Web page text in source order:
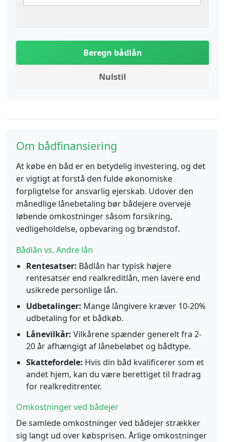
Beregn bådlån
Nulstil
Om bådfinansiering
At købe en båd er en betydelig investering, og det
er vigtigt at forstå den fulde økonomiske
forpligtelse for ansvarlig ejerskab. Udover den
månedlige lånebetaling bør bådejere overveje
løbende omkostninger såsom forsikring,
vedligeholdelse, opbevaring og brændstof.
Bådlån vs. Andre lån
Rentesatser: Bådlån har typisk højere
rentesatser end realkreditlån, men lavere end
usikrede personlige lån.
Udbetalinger: Mange långivere kræver 10-20%
udbetaling for et bådkøb.
Lånevilkår: Vilkårene spænder generelt fra 2-
20 år afhængigt af lånebeløbet og bådtype.
Skattefordele: Hvis din båd kvalificerer som et
andet hjem, kan du være berettiget til fradrag
for realkreditrenter.
Omkostninger ved bådejer
De samlede omkostninger ved bådejer strækker
sig langt ud over købsprisen. Årlige omkostninger